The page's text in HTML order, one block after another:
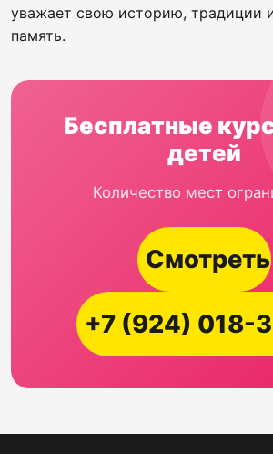
уважает свою историю, традиции
память.
Бесплатные
детей
Количество мест
Смотреть
+7 (924) 018-